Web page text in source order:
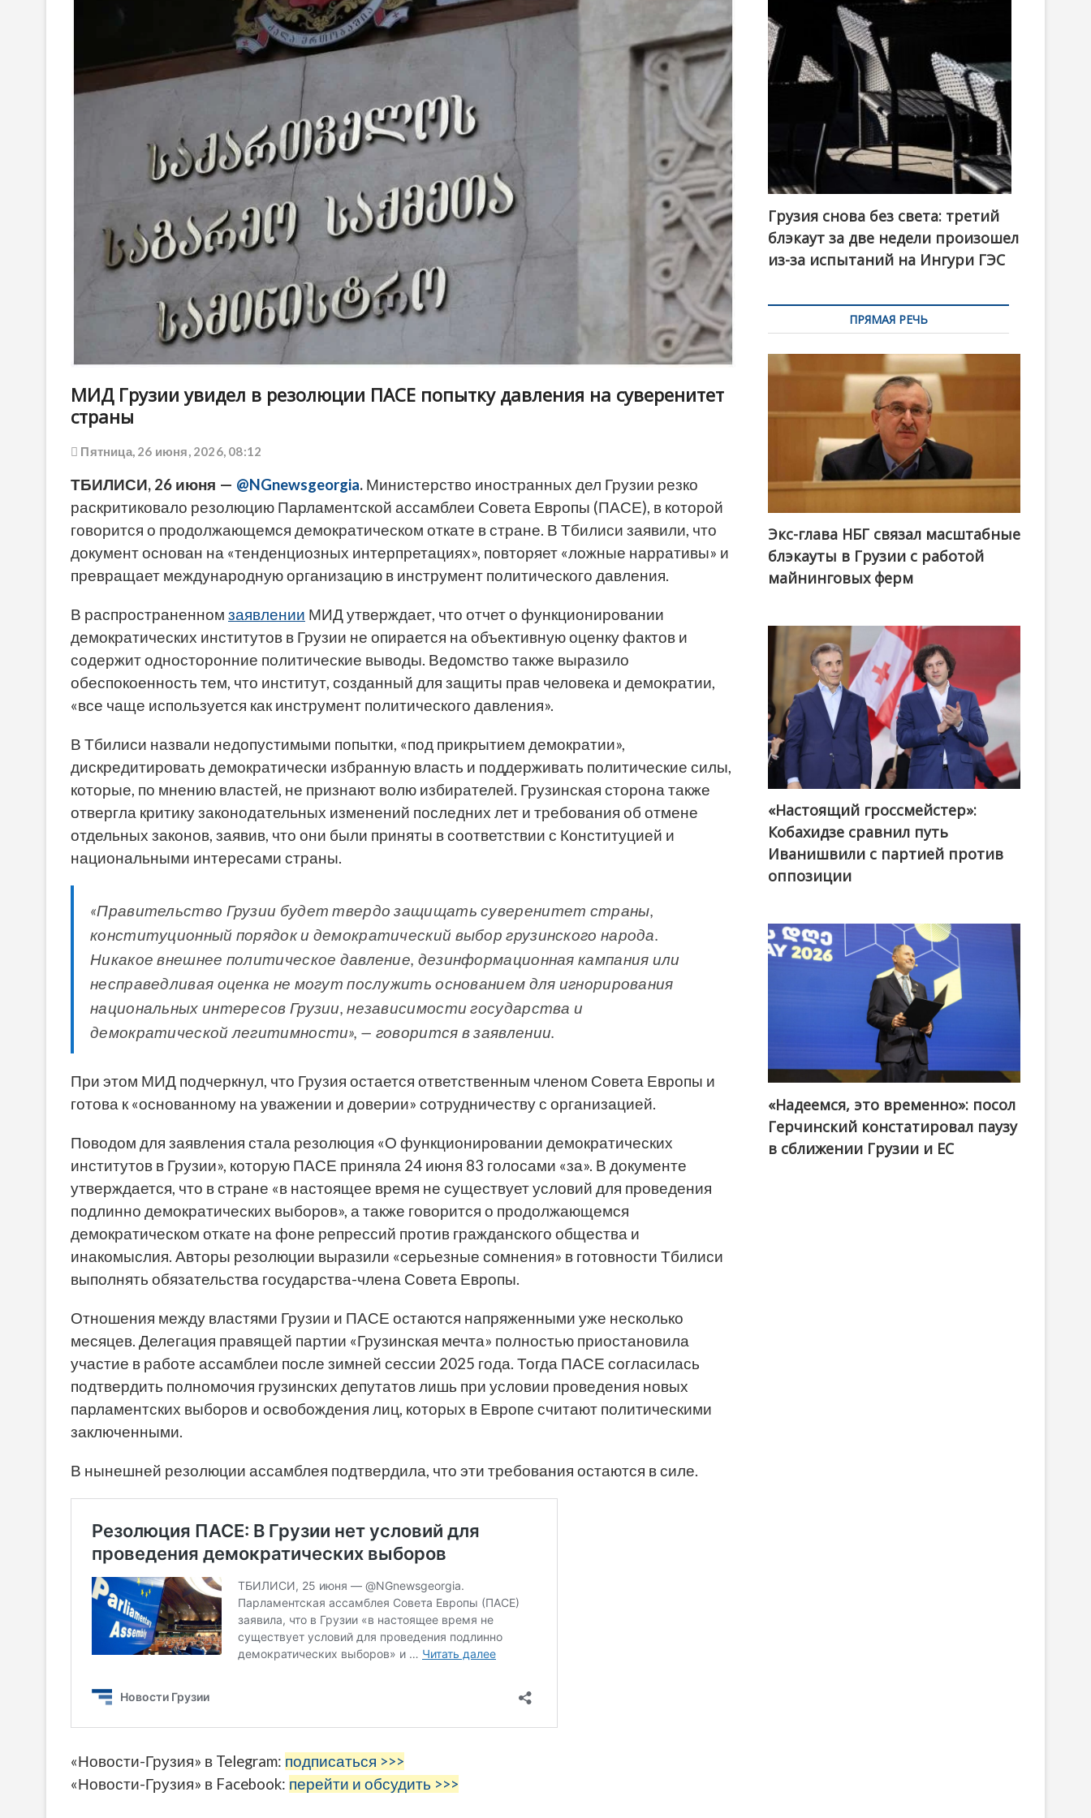
МИД Грузии увидел в резолюции ПАСЕ попытку давления на суверенитет
страны
Пятница, 26 июня, 2026, 08:12
ТБИЛИСИ, 26 июня — @NGnewsgeorgia. Министерство иностранных дел Грузии резко
раскритиковало резолюцию Парламентской ассамблеи Совета Европы (ПАСЕ), в которой
говорится о продолжающемся демократическом откате в стране. В Тбилиси заявили, что
документ основан на «тенденциозных интерпретациях», повторяет «ложные нарративы» и
превращает международную организацию в инструмент политического давления.
В распространенном заявлении МИД утверждает, что отчет о функционировании
демократических институтов в Грузии не опирается на объективную оценку фактов и
содержит односторонние политические выводы. Ведомство также выразило
обеспокоенность тем, что институт, созданный для защиты прав человека и демократии,
«все чаще используется как инструмент политического давления».
В Тбилиси назвали недопустимыми попытки, «под прикрытием демократии»,
дискредитировать демократически избранную власть и поддерживать политические силы,
которые, по мнению властей, не признают волю избирателей. Грузинская сторона также
отвергла критику законодательных изменений последних лет и требования об отмене
отдельных законов, заявив, что они были приняты в соответствии с Конституцией и
национальными интересами страны.
«Правительство Грузии будет твердо защищать суверенитет страны,
конституционный порядок и демократический выбор грузинского народа.
Никакое внешнее политическое давление, дезинформационная кампания или
несправедливая оценка не могут послужить основанием для игнорирования
национальных интересов Грузии, независимости государства и
демократической легитимности», — говорится в заявлении.
При этом МИД подчеркнул, что Грузия остается ответственным членом Совета Европы и
готова к «основанному на уважении и доверии» сотрудничеству с организацией.
Поводом для заявления стала резолюция «О функционировании демократических
институтов в Грузии», которую ПАСЕ приняла 24 июня 83 голосами «за». В документе
утверждается, что в стране «в настоящее время не существует условий для проведения
подлинно демократических выборов», а также говорится о продолжающемся
демократическом откате на фоне репрессий против гражданского общества и
инакомыслия. Авторы резолюции выразили «серьезные сомнения» в готовности Тбилиси
выполнять обязательства государства-члена Совета Европы.
Отношения между властями Грузии и ПАСЕ остаются напряженными уже несколько
месяцев. Делегация правящей партии «Грузинская мечта» полностью приостановила
участие в работе ассамблеи после зимней сессии 2025 года. Тогда ПАСЕ согласилась
подтвердить полномочия грузинских депутатов лишь при условии проведения новых
парламентских выборов и освобождения лиц, которых в Европе считают политическими
заключенными.
В нынешней резолюции ассамблея подтвердила, что эти требования остаются в силе.
«Новости-Грузия» в Telegram: подписаться >>>
«Новости-Грузия» в Facebook: перейти и обсудить >>>
Грузия снова без света: третий
блэкаут за две недели произошел
из-за испытаний на Ингури ГЭС
ПРЯМАЯ РЕЧЬ
Экс-глава НБГ связал масштабные
блэкауты в Грузии с работой
майнинговых ферм
@ქართული ოცნება / Georgian Dream
«Настоящий гроссмейстер»:
Кобахидзе сравнил путь
Иванишвили с партией против
оппозиции
«Надеемся, это временно»: посол
Герчинский констатировал паузу
в сближении Грузии и ЕС